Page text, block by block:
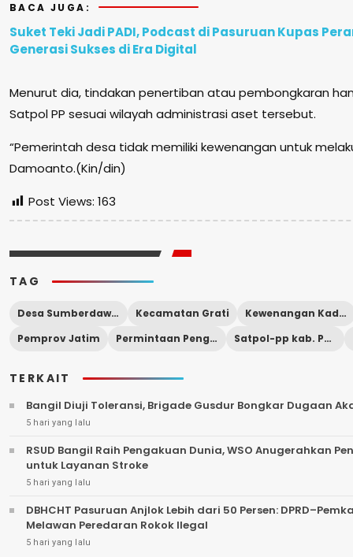
BACA JUGA:
Suket Teki Jadi PADI, Podcast di Pasuruan Kupas
Generasi Sukses di Era Digital
Menurut dia, tindakan penertiban atau pembongkaran
Satpol PP sesuai wilayah administrasi aset tersebut.
“Pemerintah desa tidak memiliki kewenangan untuk
Damoanto.(Kin/din)
Post Views: 163
TAG
Desa Sumberdawesari Kecamatan Grati
Kewenangan Kades Dipertanyakan
Pemprov Jatim
Permintaan Pengosongan Bangunan Satpol-pp kab. Pasuruan
TERKAIT
Bangil Diuji Toleransi, Brigade Gusdur Bongkar Dugaan
5 hari yang lalu
RSUD Bangil Raih Pengakuan Dunia, WSO Anugerahkan
untuk Layanan Stroke
5 hari yang lalu
DBHCHT Pasuruan Anjlok Lebih dari 50 Persen:
Melawan Peredaran Rokok Ilegal
5 hari yang lalu